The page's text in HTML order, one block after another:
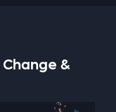
Change &